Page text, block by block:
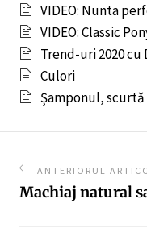
VIDEO: Nunta
VIDEO: Classic
Trend-uri 2020 cu
Culori
Șamponul,
ANTERIORUL
Machiaj natural